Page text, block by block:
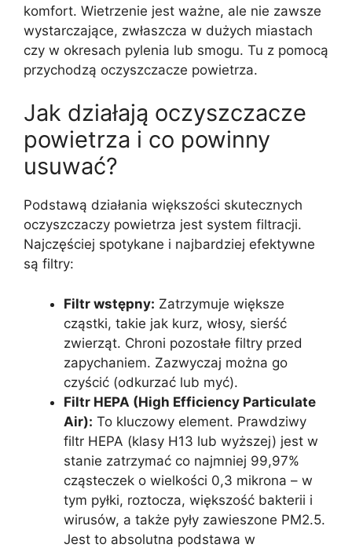
komfort. Wietrzenie jest ważne, ale nie zawsze
wystarczające, zwłaszcza w dużych miastach
czy w okresach pylenia lub smogu. Tu z pomocą
przychodzą oczyszczacze powietrza.
Jak działają oczyszczacze
powietrza i co powinny
usuwać?
Podstawą działania większości skutecznych
oczyszczaczy powietrza jest system filtracji.
Najczęściej spotykane i najbardziej efektywne
są filtry:
Filtr wstępny: Zatrzymuje większe
cząstki, takie jak kurz, włosy, sierść
zwierząt. Chroni pozostałe filtry przed
zapychaniem. Zazwyczaj można go
czyścić (odkurzać lub myć).
Filtr HEPA (High Efficiency Particulate
Air): To kluczowy element. Prawdziwy
filtr HEPA (klasy H13 lub wyższej) jest w
stanie zatrzymać co najmniej 99,97%
cząsteczek o wielkości 0,3 mikrona – w
tym pyłki, roztocza, większość bakterii i
wirusów, a także pyły zawieszone PM2.5.
Jest to absolutna podstawa w